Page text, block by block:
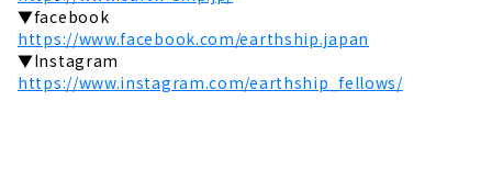
▼facebook
https://www.facebook.com/earthship.japan
▼Instagram
https://www.instagram.com/earthship_fellows/